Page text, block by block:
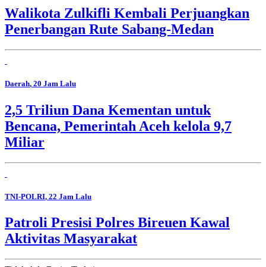
Walikota Zulkifli Kembali Perjuangkan
Penerbangan Rute Sabang-Medan
Daerah, 20 Jam Lalu
2,5 Triliun Dana Kementan untuk
Bencana, Pemerintah Aceh kelola 9,7
Miliar
TNI-POLRI, 22 Jam Lalu
Patroli Presisi Polres Bireuen Kawal
Aktivitas Masyarakat